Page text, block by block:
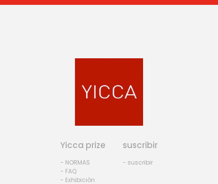
Yicca prize
- NORMAS
- FAQ
- Exhibiciòn
suscribir
- suscribir